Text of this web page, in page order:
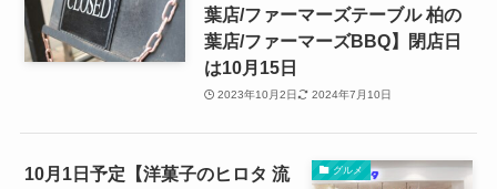
葉店/ファーマーズテーブル 柏の
葉店/ファーマーズBBQ】閉店日
は10月15日
2023年10月2日 2024年7月10日
グルメ
10月1日予定【洋菓子のヒロタ 流